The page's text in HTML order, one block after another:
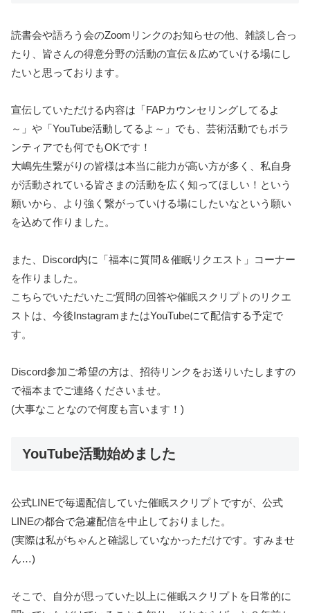
読書会や語ろう会のZoomリンクのお知らせの他、雑談し合っ
たり、皆さんの得意分野の活動の宣伝＆広めていける場にし
たいと思っております。
宣伝していただける内容は「FAPカウンセリングしてるよ
～」や「YouTube活動してるよ～」でも、芸術活動でもボラ
ンティアでも何でもOKです！
大嶋先生繋がりの皆様は本当に能力が高い方が多く、私自身
が活動されている皆さまの活動を広く知ってほしい！という
願いから、より強く繋がっていける場にしたいなという願い
を込めて作りました。
また、Discord内に「福本に質問＆催眠リクエスト」コーナー
を作りました。
こちらでいただいたご質問の回答や催眠スクリプトのリクエ
ストは、今後InstagramまたはYouTubeにて配信する予定で
す。
Discord参加ご希望の方は、招待リンクをお送りいたしますの
で福本までご連絡くださいませ。
(大事なことなので何度も言います！)
YouTube活動始めました
公式LINEで毎週配信していた催眠スクリプトですが、公式
LINEの都合で急遽配信を中止しておりました。
(実際は私がちゃんと確認していなかっただけです。すみませ
ん…)
そこで、自分が思っていた以上に催眠スクリプトを日常的に